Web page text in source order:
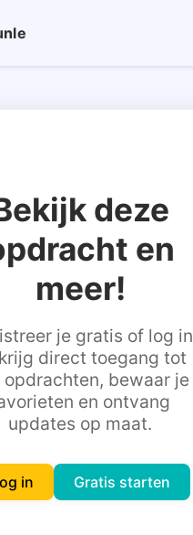
Inloggen
Gratis starten
deze
en
meer!
je gratis of log in
direct toegang tot
opdrachten, bewaar je
en ontvang
updates op maat.
in Gratis starten